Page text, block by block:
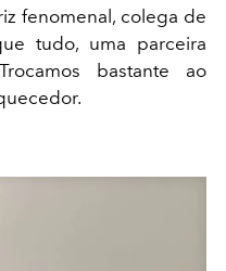
fenomenal, colega de
tudo, uma parceira
bastante ao